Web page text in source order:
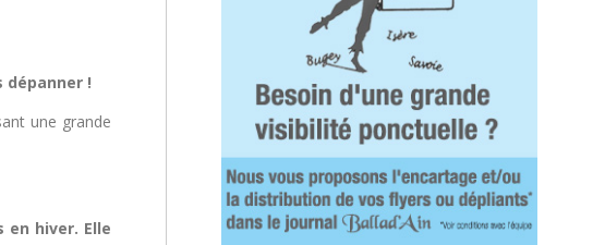
dépanner !
une grande
en hiver. Elle